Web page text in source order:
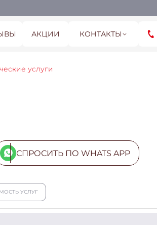
АКЦИИ КОНТАКТЫ
услуги
СПРОСИТЬ ПО WHATS APP
УСЛУГ